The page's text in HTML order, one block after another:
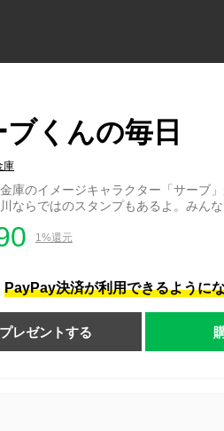
ブくんの毎日
庫
庫のイメージキャラクター「サーブ
ならではのスタンプもあるよ。みん
1%還元
PayPay決済が利用できるように
プレゼントする